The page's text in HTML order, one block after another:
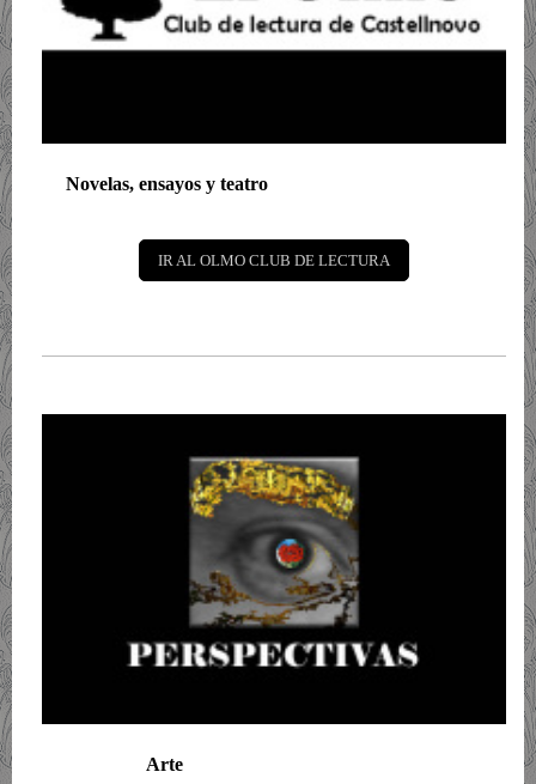
Novelas, ensayos y teatro
IR AL OLMO CLUB DE LECTURA
Arte